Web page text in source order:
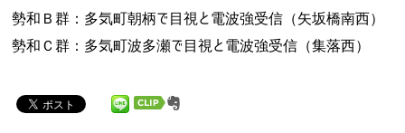
勢和Ｂ群：多気町朝柄で目視と電波強受信（矢坂橋南西）
勢和Ｃ群：多気町波多瀬で目視と電波強受信（集落西）